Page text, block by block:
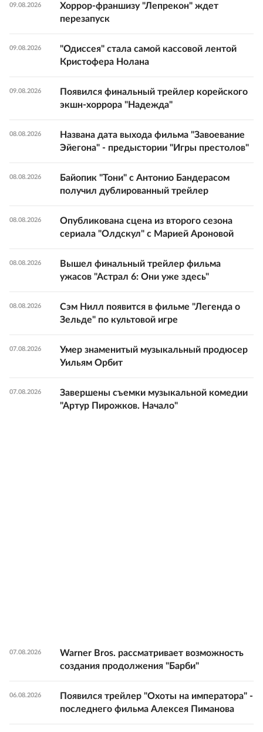
09.08.2026
Хоррор-франшизу "Лепрекон" ждет
перезапуск
09.08.2026
"Одиссея" стала самой кассовой лентой
Кристофера Нолана
09.08.2026
Появился финальный трейлер корейского
экшн-хоррора "Надежда"
08.08.2026
Названа дата выхода фильма "Завоевание
Эйегона" - предыстории "Игры престолов"
08.08.2026
Байопик "Тони" с Антонио Бандерасом
получил дублированный трейлер
08.08.2026
Опубликована сцена из второго сезона
сериала "Олдскул" с Марией Ароновой
08.08.2026
Вышел финальный трейлер фильма
ужасов "Астрал 6: Они уже здесь"
08.08.2026
Сэм Нилл появится в фильме "Легенда о
Зельде" по культовой игре
07.08.2026
Умер знаменитый музыкальный продюсер
Уильям Орбит
07.08.2026
Завершены съемки музыкальной комедии
"Артур Пирожков. Начало"
07.08.2026
Warner Bros. рассматривает возможность
создания продолжения "Барби"
06.08.2026
Появился трейлер "Охоты на императора" -
последнего фильма Алексея Пиманова